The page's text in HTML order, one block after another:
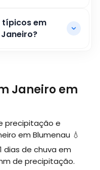
típicos em
Janeiro em
precipitação e
em Blumenau 💧
dias de chuva em
de precipitação.